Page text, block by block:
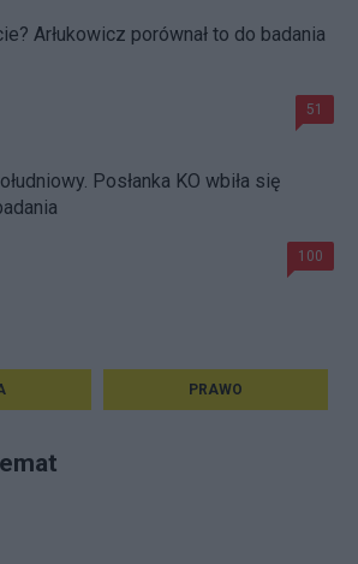
Arłukowicz porównał to do badania
51
Posłanka KO wbiła się
100
PRAWO